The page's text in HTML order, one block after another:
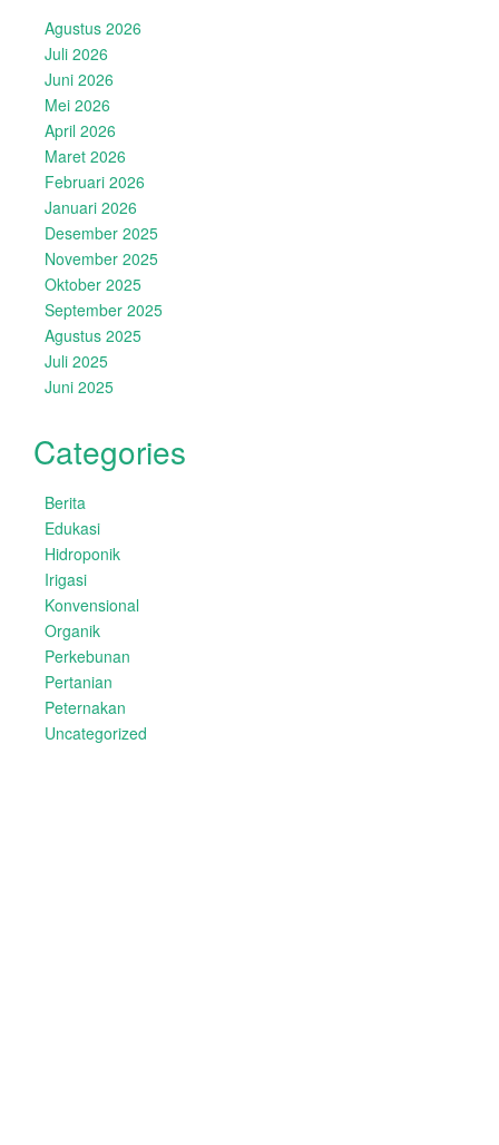
Agustus 2026
Juli 2026
Juni 2026
Mei 2026
April 2026
Maret 2026
Februari 2026
Januari 2026
Desember 2025
November 2025
Oktober 2025
September 2025
Agustus 2025
Juli 2025
Juni 2025
Categories
Berita
Edukasi
Hidroponik
Irigasi
Konvensional
Organik
Perkebunan
Pertanian
Peternakan
Uncategorized